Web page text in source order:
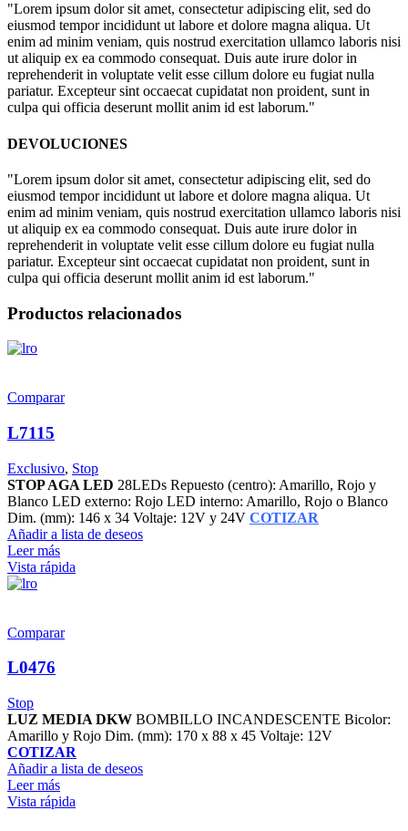
"Lorem ipsum dolor sit amet, consectetur adipiscing elit, sed do
eiusmod tempor incididunt ut labore et dolore magna aliqua. Ut
enim ad minim veniam, quis nostrud exercitation ullamco laboris nisi
ut aliquip ex ea commodo consequat. Duis aute irure dolor in
reprehenderit in voluptate velit esse cillum dolore eu fugiat nulla
pariatur. Excepteur sint occaecat cupidatat non proident, sunt in
culpa qui officia deserunt mollit anim id est laborum."
DEVOLUCIONES
"Lorem ipsum dolor sit amet, consectetur adipiscing elit, sed do
eiusmod tempor incididunt ut labore et dolore magna aliqua. Ut
enim ad minim veniam, quis nostrud exercitation ullamco laboris nisi
ut aliquip ex ea commodo consequat. Duis aute irure dolor in
reprehenderit in voluptate velit esse cillum dolore eu fugiat nulla
pariatur. Excepteur sint occaecat cupidatat non proident, sunt in
culpa qui officia deserunt mollit anim id est laborum."
Productos relacionados
Comparar
L7115
Exclusivo, Stop
STOP AGA LED 28LEDs Repuesto (centro): Amarillo, Rojo y
Blanco LED externo: Rojo LED interno: Amarillo, Rojo o Blanco
Dim. (mm): 146 x 34 Voltaje: 12V y 24V COTIZAR
Añadir a lista de deseos
Leer más
Vista rápida
Comparar
L0476
Stop
LUZ MEDIA DKW BOMBILLO INCANDESCENTE Bicolor:
Amarillo y Rojo Dim. (mm): 170 x 88 x 45 Voltaje: 12V
COTIZAR
Añadir a lista de deseos
Leer más
Vista rápida